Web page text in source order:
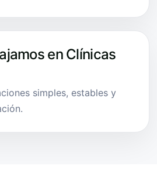
en Clínicas
simples, estables y